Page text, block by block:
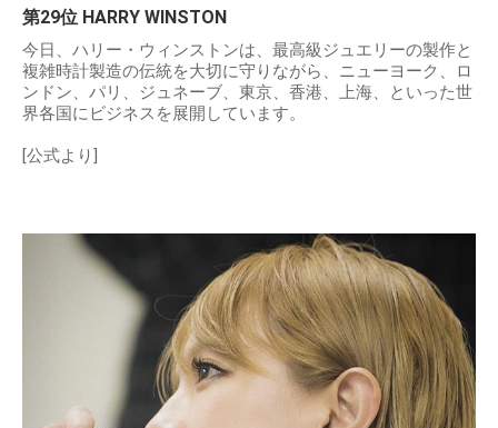
第29位 HARRY WINSTON
今日、ハリー・ウィンストンは、最高級ジュエリーの製作と
複雑時計製造の伝統を大切に守りながら、ニューヨーク、ロ
ンドン、パリ、ジュネーブ、東京、香港、上海、といった世
界各国にビジネスを展開しています。
[公式より]